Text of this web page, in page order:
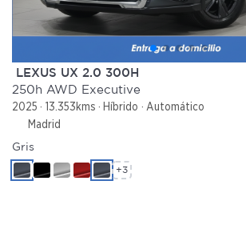
LEXUS UX 2.0 300H
250h AWD Executive
2025 13.353kms Híbrido
Automático
Madrid
Gris
+3